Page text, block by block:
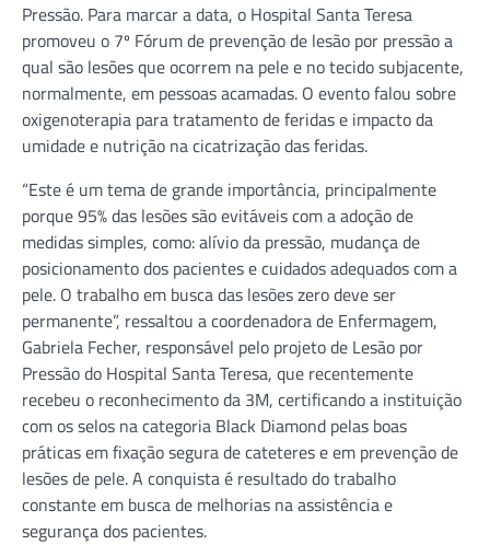
Pressão. Para marcar a data, o Hospital Santa Teresa
promoveu o 7º Fórum de prevenção de lesão por pressão a
qual são lesões que ocorrem na pele e no tecido subjacente,
normalmente, em pessoas acamadas. O evento falou sobre
oxigenoterapia para tratamento de feridas e impacto da
umidade e nutrição na cicatrização das feridas.
“Este é um tema de grande importância, principalmente
porque 95% das lesões são evitáveis com a adoção de
medidas simples, como: alívio da pressão, mudança de
posicionamento dos pacientes e cuidados adequados com a
pele. O trabalho em busca das lesões zero deve ser
permanente”, ressaltou a coordenadora de Enfermagem,
Gabriela Fecher, responsável pelo projeto de Lesão por
Pressão do Hospital Santa Teresa, que recentemente
recebeu o reconhecimento da 3M, certificando a instituição
com os selos na categoria Black Diamond pelas boas
práticas em fixação segura de cateteres e em prevenção de
lesões de pele. A conquista é resultado do trabalho
constante em busca de melhorias na assistência e
segurança dos pacientes.